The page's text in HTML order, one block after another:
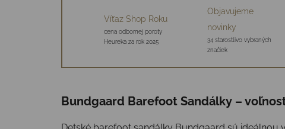
Víťaz Shop Roku
cena odbornej poroty
Heureka za rok 2025
Objavujeme
novinky
34 starostlivo vybraných
značiek
Bundgaard Barefoot Sandálky –